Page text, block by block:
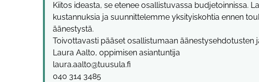
Kiitos ideasta, se etenee osallistuvassa budjetoinnissa.
kustannuksia ja suunnittelemme yksityiskohtia ennen
äänestystä.
Toivottavasti pääset osallistumaan äänestysehdotusten
Laura Aalto, oppimisen asiantuntija
laura.aalto@tuusula.fi
040 314 3485